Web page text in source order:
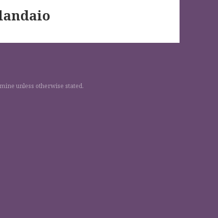
unless otherwise stated.